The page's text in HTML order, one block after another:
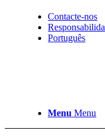
Contacte-nos
Português
Menu Menu